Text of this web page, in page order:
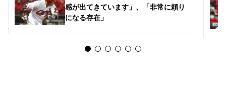
感が出てきています」、「非常に頼り
になる存在」